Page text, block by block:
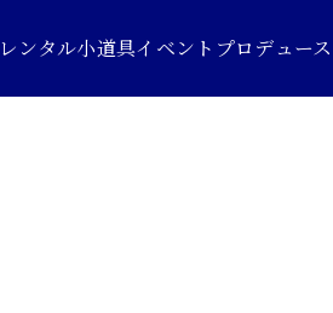
レンタル小道具イベントプロデュース